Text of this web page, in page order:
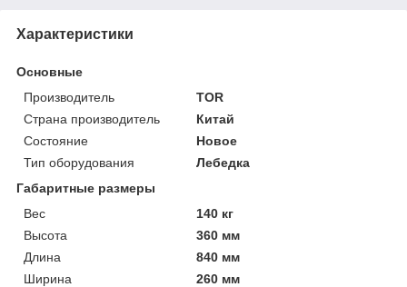
Характеристики
Основные
Производитель
TOR
Страна производитель
Китай
Состояние
Новое
Тип оборудования
Лебедка
Габаритные размеры
Вес
140 кг
Высота
360 мм
Длина
840 мм
Ширина
260 мм